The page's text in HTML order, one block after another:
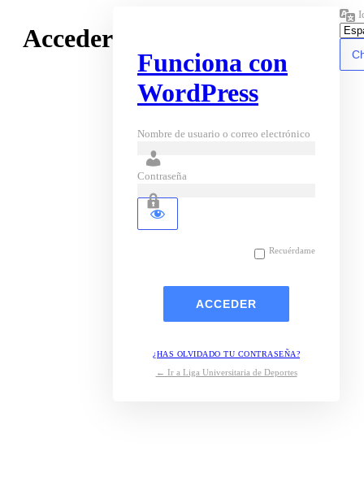
Acceder
Funciona con
WordPress
Nombre de usuario o correo electrónico
Contraseña
Recuérdame
¿HAS OLVIDADO TU CONTRASEÑA?
← Ir a Liga Universitaria de Deportes